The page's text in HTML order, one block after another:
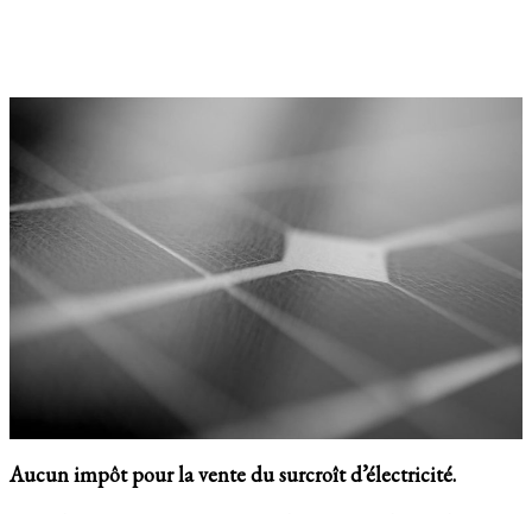
Aucun impôt pour la vente du surcroît d’électricité.